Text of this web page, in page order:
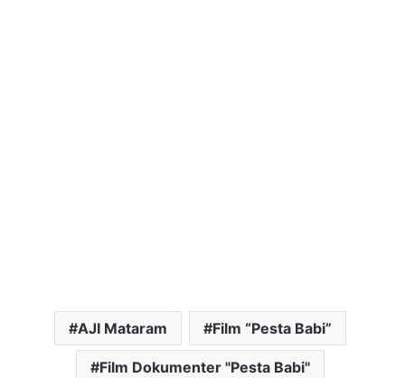
AJI Mataram Film “Pesta Babi”
Film Dokumenter "Pesta Babi"